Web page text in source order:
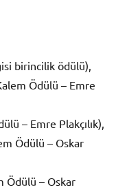
birincilik ödülü),
Ödülü – Emre
– Emre Plakçılık),
Ödülü – Oskar
Ödülü – Oskar